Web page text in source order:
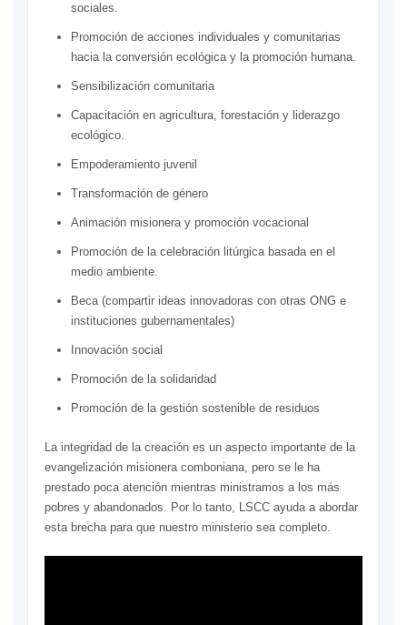
sociales.
Promoción de acciones individuales y comunitarias
hacia la conversión ecológica y la promoción humana.
Sensibilización comunitaria
Capacitación en agricultura, forestación y liderazgo
ecológico.
Empoderamiento juvenil
Transformación de género
Animación misionera y promoción vocacional
Promoción de la celebración litúrgica basada en el
medio ambiente.
Beca (compartir ideas innovadoras con otras ONG e
instituciones gubernamentales)
Innovación social
Promoción de la solidaridad
Promoción de la gestión sostenible de residuos
La integridad de la creación es un aspecto importante de la
evangelización misionera comboniana, pero se le ha
prestado poca atención mientras ministramos a los más
pobres y abandonados. Por lo tanto, LSCC ayuda a abordar
esta brecha para que nuestro ministerio sea completo.